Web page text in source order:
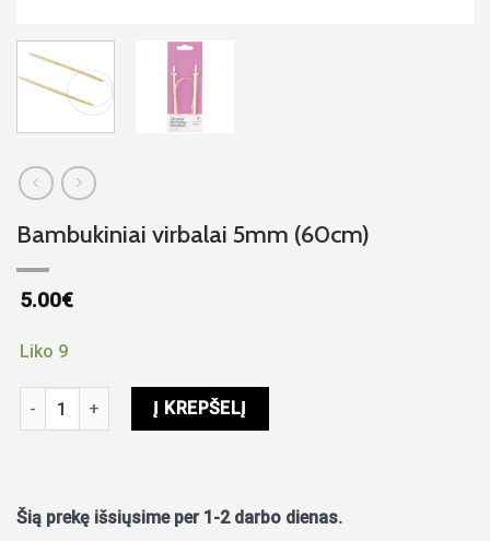
Bambukiniai virbalai 5mm (60cm)
5.00€
Liko 9
produkto kiekis: Bambukiniai virbalai 5mm (60cm)
Į KREPŠELĮ
Šią prekę išsiųsime per 1-2 darbo dienas.